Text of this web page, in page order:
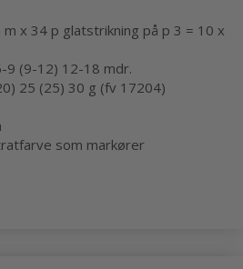
m x 34 p glatstrikning på p 3 = 10 x
9 (9-12) 12-18 mdr.
25 (25) 30 g (fv 17204)
som markører